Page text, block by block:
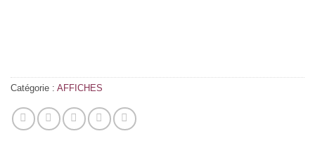
Catégorie : AFFICHES